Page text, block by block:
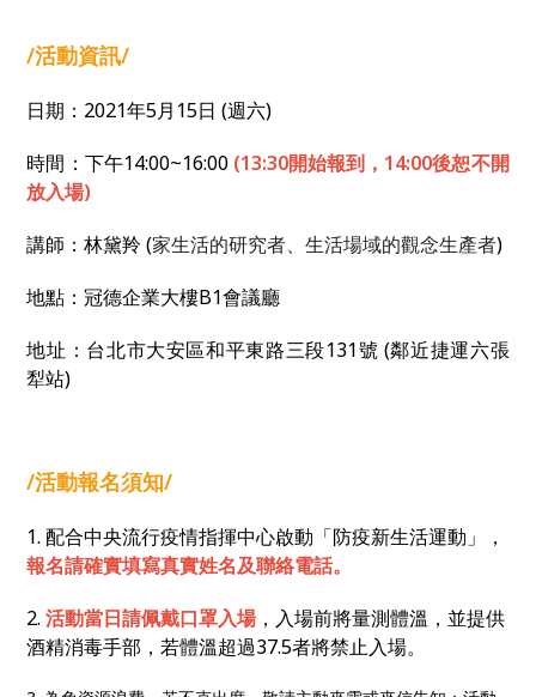
/活動資訊/
日期：2021年5月15日 (週六)
時間：下午14:00~16:00(13:30開始報到，14:00後恕不開
放入場)
講師：林黛羚 (家生活的研究者、生活場域的觀念生產者)
地點：冠德企業大樓B1會議廳
地址：台北市大安區和平東路三段131號 (鄰近捷運六張
犁站)
/活動報名須知/
1. 配合中央流行疫情指揮中心啟動「防疫新生活運動」，
報名請確實填寫真實姓名及聯絡電話。
2.活動當日請佩戴口罩入場，入場前將量測體溫，並提供
酒精消毒手部，若體溫超過37.5者將禁止入場。